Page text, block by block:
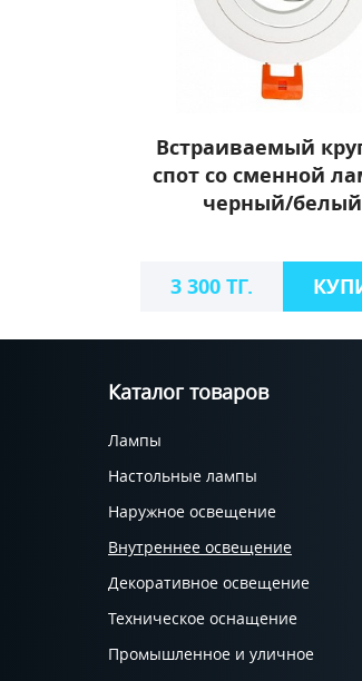
Встраиваемый
спот со сменной
черный/белый
3 300 ТГ.
Каталог товаров
Лампы
Настольные лампы
Наружное освещение
Внутреннее освещение
Декоративное освещение
Техническое оснащение
Промышленное и уличное